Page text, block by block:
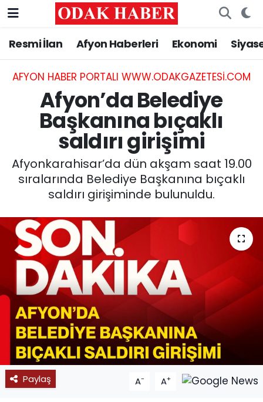
Resmi İlan Afyon Haberleri Ekonomi
AFYON HABER PORTALI WWW.ODAKGAZETESI.COM
Afyon’da Belediye
Başkanına bıçaklı
saldırı girişimi
Afyonkarahisar’da dün akşam saat 19.00
sıralarında Belediye Başkanına bıçaklı
saldırı girişiminde bulunuldu.
Paylaş A- A+
AFYONKARAHİSAR HABERLERİ
Resmi İlan
ASAYİŞ
GÜNCEL
SİYASET
EĞİTİM
MAGAZİN
SAĞLIK
SPOR
11:11 MANŞET
Nöbetçi Eczaneler
Hava Durumu
Trafik Durumu
Süper Lig Puan Durumu ve Fikstür
Tüm Manşetler
Son Dakika Haberleri
Haber Arşivi